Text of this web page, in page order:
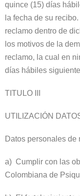
quince (15) días
la fecha de su
reclamo dentro de
los motivos de la
reclamo, la cual en
días hábiles
TITULO III
UTILIZACIÓN
Datos personales de
a) Cumplir con las
Colombiana de